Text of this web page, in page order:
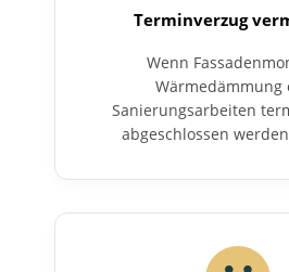
Terminverzug
Wenn
Wärmedämmung
Sanierungsarbeiten
abgeschlossen